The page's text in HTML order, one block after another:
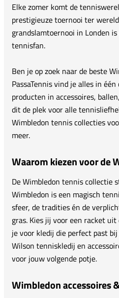
Elke zomer komt de
prestigieuze toernooi ter
grandslamtoernooi in Londen
tennisfan.
Ben je op zoek naar de beste
PassaTennis vind je alles in
producten in accessoires,
dit de plek voor alle
Wimbledon tennis collecties
meer.
Waarom kiezen voor de
De Wimbledon tennis
Wimbledon is een magisch
sfeer, de tradities én de
gras. Kies jij voor een racket
je voor kledij die perfect past
Wilson tenniskledij en
voor jouw volgende potje.
Wimbledon accessoires